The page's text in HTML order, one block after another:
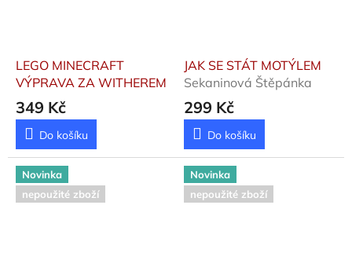
LEGO MINECRAFT
VÝPRAVA ZA WITHEREM
349 Kč
Do košíku
JAK SE STÁT MOTÝLEM
Sekaninová Štěpánka
299 Kč
Do košíku
Novinka
nepoužité zboží
Novinka
nepoužité zboží